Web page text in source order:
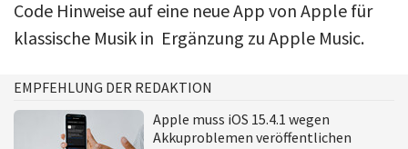
Code Hinweise auf eine neue App von Apple für
klassische Musik in Ergänzung zu Apple Music.
EMPFEHLUNG DER REDAKTION
Apple muss iOS 15.4.1 wegen
Akkuproblemen veröffentlichen